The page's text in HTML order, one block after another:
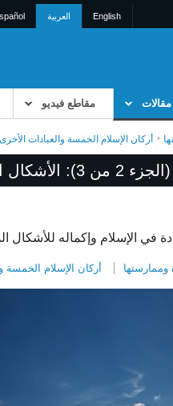
English العربية
مقالات مقاطع فيديو
أركان الإسلام الخمسة والعبادات الأخرى
للعبادة
في الإسلام وإكماله للأشكال
وممارستها أركان الإسلام الخمسة